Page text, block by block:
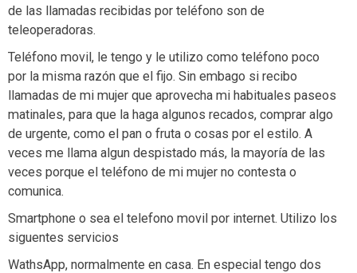
de las llamadas recibidas por teléfono son de
teleoperadoras.
Teléfono movil, le tengo y le utilizo como teléfono poco
por la misma razón que el fijo. Sin embago si recibo
llamadas de mi mujer que aprovecha mi habituales paseos
matinales, para que la haga algunos recados, comprar algo
de urgente, como el pan o fruta o cosas por el estilo. A
veces me llama algun despistado más, la mayoría de las
veces porque el teléfono de mi mujer no contesta o
comunica.
Smartphone o sea el telefono movil por internet. Utilizo los
siguentes servicios
WathsApp, normalmente en casa. En especial tengo dos